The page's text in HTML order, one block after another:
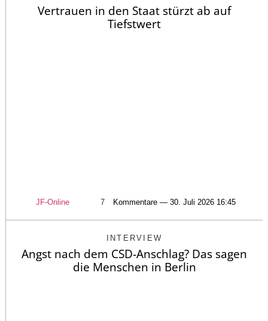
Vertrauen in den Staat stürzt ab auf
Tiefstwert
JF-Online 7 Kommentare — 30. Juli 2026 16:45
INTERVIEW
Angst nach dem CSD-Anschlag? Das sagen
die Menschen in Berlin